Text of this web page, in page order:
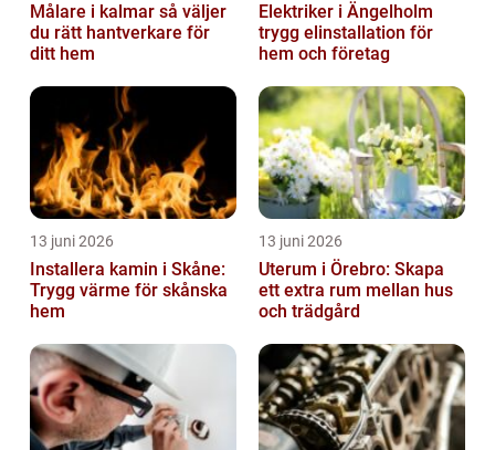
Målare i kalmar så väljer
du rätt hantverkare för
ditt hem
Elektriker i Ängelholm
trygg elinstallation för
hem och företag
13 juni 2026
Installera kamin i Skåne:
Trygg värme för skånska
hem
13 juni 2026
Uterum i Örebro: Skapa
ett extra rum mellan hus
och trädgård